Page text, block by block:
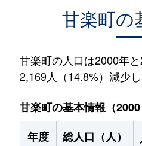
甘楽町の
甘楽町の人口は2000年と
2,169人（14.8%）減少し
甘楽町の基本情報（2000
年度
総人口（人）